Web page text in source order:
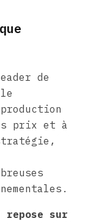
de
prix et à
repose sur